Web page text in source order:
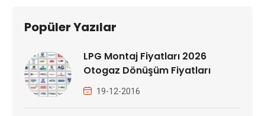
Popüler Yazılar
LPG Montaj Fiyatları 2026
Otogaz Dönüşüm Fiyatları
19-12-2016